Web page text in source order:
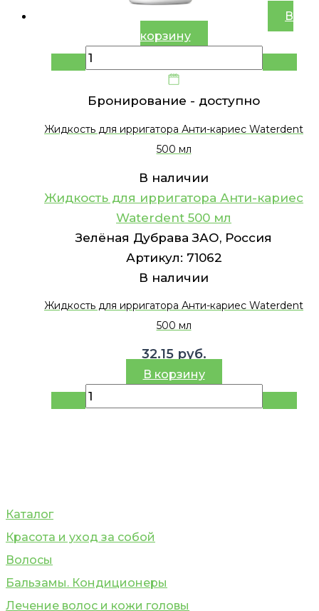
Каталог
Красота и уход за собой
Волосы
Бальзамы. Кондиционеры
Лечение волос и кожи головы
В
корзину
Бронирование - доступно
Жидкость для ирригатора Анти-кариес Waterdent
500 мл
В наличии
Жидкость для ирригатора Анти-кариес
Waterdent 500 мл
Зелёная Дубрава ЗАО, Россия
Артикул: 71062
В наличии
Жидкость для ирригатора Анти-кариес Waterdent
500 мл
32.15 руб.
В корзину